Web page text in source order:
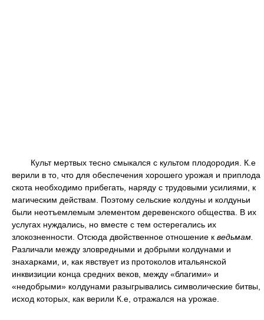
Культ мертвых тесно смыкался с культом плодородия. К.е
верили в то, что для обеспечения хорошего урожая и приплода
скота необходимо прибегать, наряду с трудовыми усилиями, к
магическим действам. Поэтому сельские колдуны и колдуньи
были неотъемлемым элементом деревенского общества. В их
услугах нуждались, но вместе с тем остерегались их
злокозненности. Отсюда двойственное отношение к ведьмам.
Различали между зловредными и добрыми колдунами и
знахарками, и, как явствует из протоколов итальянской
инквизиции конца средних веков, между «благими» и
«недобрыми» колдунами разыгрывались символические битвы,
исход которых, как верили К.е, отражался на урожае.